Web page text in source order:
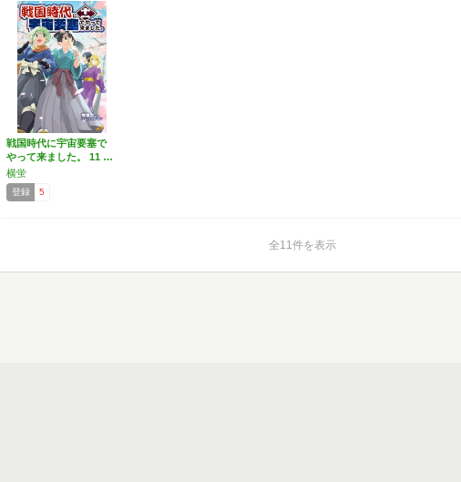
戦国時代に宇宙要塞で
やって来ました。 11 …
横蛍
登録 5
全11件を表示